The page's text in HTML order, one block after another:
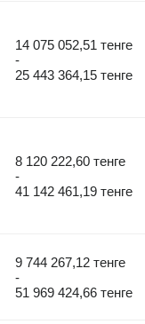
14 075 052,51 тенге
-
25 443 364,15 тенге
8 120 222,60 тенге
-
41 142 461,19 тенге
9 744 267,12 тенге
-
51 969 424,66 тенге